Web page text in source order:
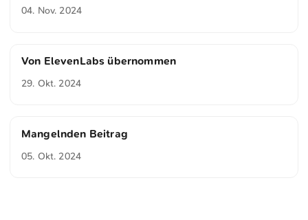
04. Nov. 2024
Von ElevenLabs übernommen
29. Okt. 2024
Mangelnden Beitrag
05. Okt. 2024